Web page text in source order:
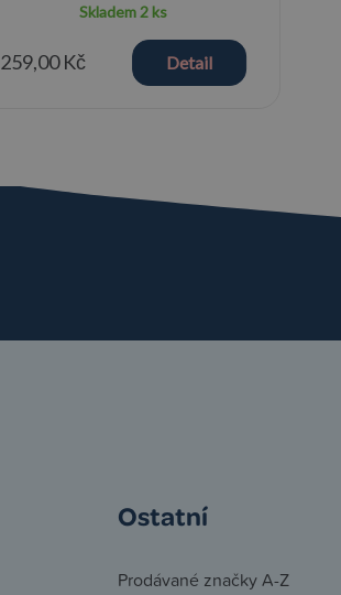
Skladem 2 ks
259,00 Kč Detail
Ostatní
Prodávané značky A-Z